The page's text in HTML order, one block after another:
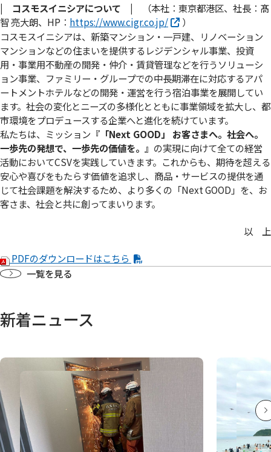
| コスモスイニシアについて | （本社：東京都港区、社長：髙
智 亮大朗、HP： https://www.cigr.co.jp/
）
コスモスイニシアは、新築マンション・一戸建、リノベーション
マンションなどの住まいを提供するレジデンシャル事業、投資
用・事業用不動産の開発・仲介・賃貸管理などを行うソリューシ
ョン事業、ファミリー・グループでの中長期滞在に対応するアパ
ートメントホテルなどの開発・運営を行う宿泊事業を展開してい
ます。社会の変化とニーズの多様化とともに事業領域を拡大し、都
市環境をプロデュースする企業へと進化を続けています。
私たちは、ミッション 『「Next GOOD」 お客さまへ。社会へ。
⼀歩先の発想で、⼀歩先の価値を。』 の実現に向けて全ての経営
活動においてCSVを実践していきます。これからも、期待を超える
安心や喜びをもたらす価値を追求し、商品・サービスの提供を通
じて社会課題を解決するため、より多くの「Next GOOD」を、お
客さま、社会と共に創ってまいります。
以 上
PDFのダウンロードはこちら
一覧を見る
新着ニュース